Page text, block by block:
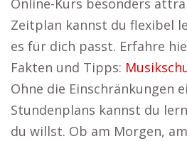
Online-Kurs besonders
Zeitplan kannst du flexibel
es für dich passt. Erfahre
Fakten und Tipps:
Ohne die Einschränkungen
Stundenplans kannst du
du willst. Ob am Morgen,